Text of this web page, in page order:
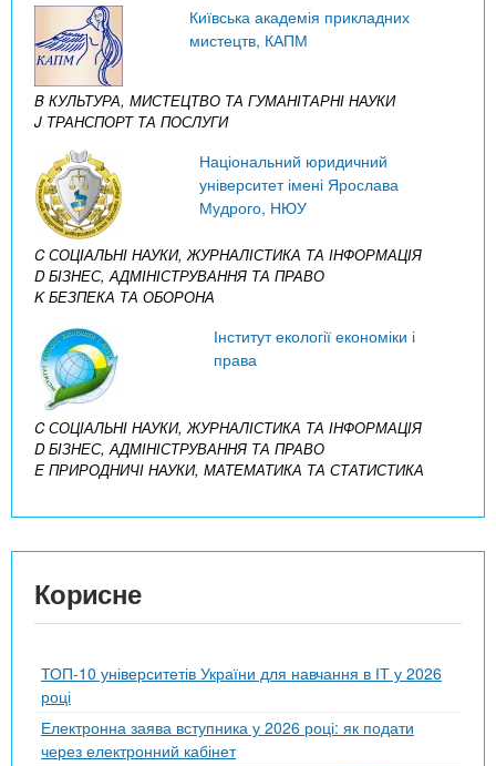
Київська академія прикладних
мистецтв, КАПМ
B КУЛЬТУРА, МИСТЕЦТВО ТА ГУМАНІТАРНІ НАУКИ
J ТРАНСПОРТ ТА ПОСЛУГИ
Національний юридичний
університет імені Ярослава
Мудрого, НЮУ
C СОЦІАЛЬНІ НАУКИ, ЖУРНАЛІСТИКА ТА ІНФОРМАЦІЯ
D БІЗНЕС, АДМІНІСТРУВАННЯ ТА ПРАВО
K БЕЗПЕКА ТА ОБОРОНА
Інститут екології економіки і
права
C СОЦІАЛЬНІ НАУКИ, ЖУРНАЛІСТИКА ТА ІНФОРМАЦІЯ
D БІЗНЕС, АДМІНІСТРУВАННЯ ТА ПРАВО
E ПРИРОДНИЧІ НАУКИ, МАТЕМАТИКА ТА СТАТИСТИКА
Корисне
ТОП-10 університетів України для навчання в ІТ у 2026
році
Електронна заява вступника у 2026 році: як подати
через електронний кабінет